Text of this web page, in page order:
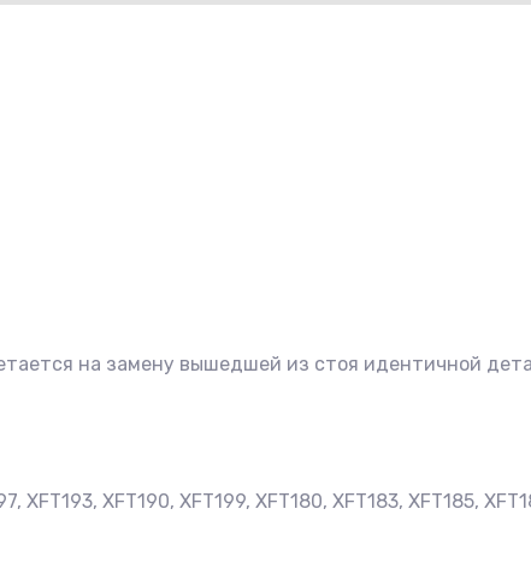
на замену вышедшей из стоя идентичной
XFT193, XFT190, XFT199, XFT180, XFT183, XFT185,